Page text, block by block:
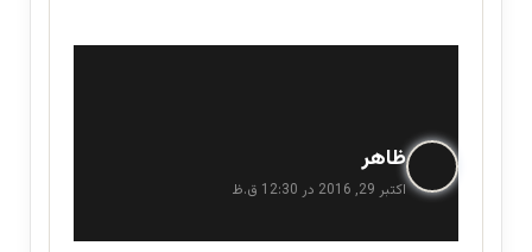
ظاهر
ف
اکتبر 29, 2016 در 12:30 ق.ظ